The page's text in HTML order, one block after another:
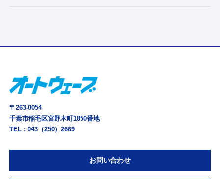
〒263-0054
千葉市稲毛区宮野木町1850番地
TEL :043（250）2669
お問い合わせ